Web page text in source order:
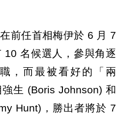
前任首相梅伊於 6 月 7
10 名候選人，參與角逐
，而最被看好的「兩
生 (Boris Johnson) 和
Hunt)，勝出者將於 7